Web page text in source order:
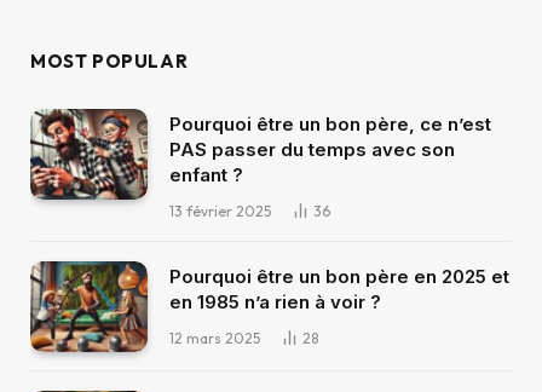
MOST POPULAR
Pourquoi être un bon père, ce n’est
PAS passer du temps avec son
enfant ?
13 février 2025 36
Pourquoi être un bon père en 2025 et
en 1985 n’a rien à voir ?
12 mars 2025 28